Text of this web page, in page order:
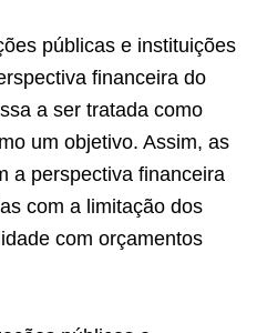
públicas e instituições
financeira do
a ser tratada como
um objetivo. Assim, as
a perspectiva financeira
com a limitação dos
com orçamentos